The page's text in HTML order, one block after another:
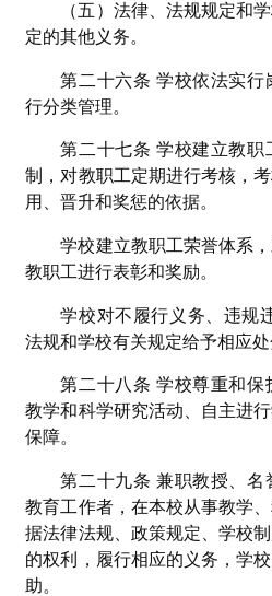
（五）法律、法规规定和
定的其他义务。
第二十六条 学校依法实
行分类管理。
第二十七条 学校建立教
制，对教职工定期进行考核，
用、晋升和奖惩的依据。
学校建立教职工荣誉体系
教职工进行表彰和奖励。
学校对不履行义务、违规
法规和学校有关规定给予相应处
第二十八条 学校尊重和保
教学和科学研究活动、自主进
保障。
第二十九条 兼职教授、
教育工作者，在本校从事教学
据法律法规、政策规定、学校
的权利，履行相应的义务，学
助。